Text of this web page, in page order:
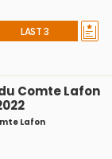
LAST 3
Comte Lafon
Lafon